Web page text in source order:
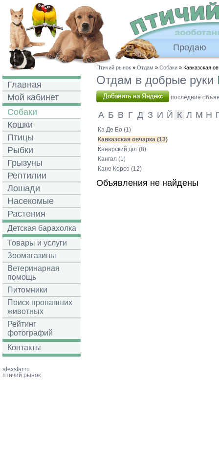
Продаю
Главная
Мой кабинет
Собаки
Кошки
Птицы
Рыбки
Грызуны
Рептилии
Лошади
Насекомые
Растения
Детская барахолка
Товары и услуги
Зоомагазины
Ветеринарная
помощь
Питомники
Поиск пропавших
животных
Рейтинг
фотографий
Контакты
Птичий рынок » Отдам » Собаки » Кавказская
Отдам в добрые руки
последние
А Б В Г Д З И Й К Л М Н
Ка Де Бо (1)
Кавказская овчарка (13)
Канарский дог (8)
Кангал (1)
Кане Корсо (12)
Объявления не найдены
alexstar.ru
птичий рынок